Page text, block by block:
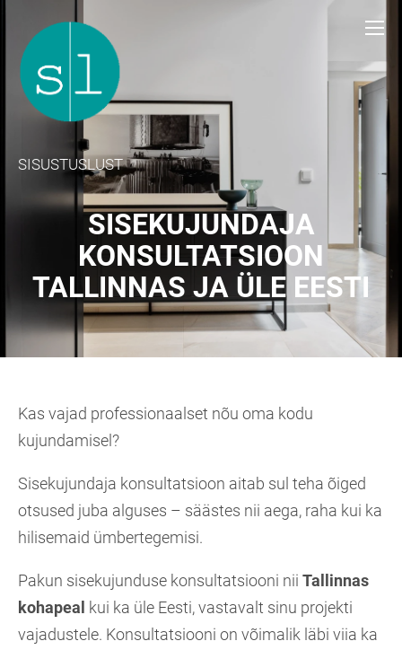
SISUSTUSLUST
SISEKUJUNDAJA
KONSULTATSIOON
TALLINNAS JA ÜLE EESTI
Kas vajad professionaalset nõu oma kodu
kujundamisel?
Sisekujundaja konsultatsioon aitab sul teha õiged
otsused juba alguses – säästes nii aega, raha kui ka
hilisemaid ümbertegemisi.
Pakun sisekujunduse konsultatsiooni nii Tallinnas
kohapeal kui ka üle Eesti, vastavalt sinu projekti
vajadustele. Konsultatsiooni on võimalik läbi viia ka